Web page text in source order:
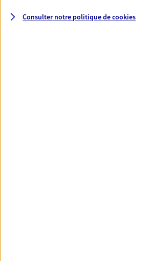
Découvrir l'offre Prévoyance
Consulter notre politique decookies